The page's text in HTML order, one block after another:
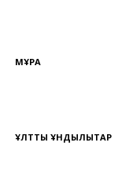
МҰРА
ҰЛТТЫҚ ҚҰНДЫЛЫҚТАР